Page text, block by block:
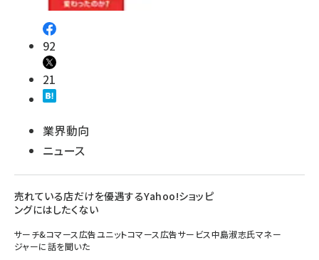
92
21
業界動向
ニュース
売れている店だけを優遇するYahoo!ショッピ
ングにはしたくない
サーチ&コマース広告ユニットコマース広告サービス中島淑志氏マネー
ジャーに話を聞いた